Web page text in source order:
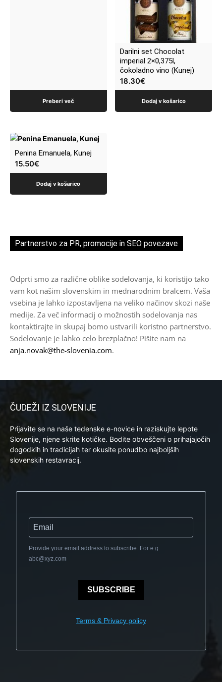
Preberi več
Darilni set Chocolat
imperial 2×0,375l,
čokoladno vino (Kunej)
18.30€
Dodaj v košarico
Penina Emanuela, Kunej
15.50€
Dodaj v košarico
Partnerstvo za PR, promocije in SEO povezave
Odprti smo za različne oblike sodelovanja, ki koristijo tako
vam kot našim slovenskim in mednarodnim bralcem. Vaša
vsebina je lahko izpostavljena na veliko načinov skozi naše
medije. Za več informacij o možnostih sodelovanja nas
kontaktirajte in skupaj bomo ustvarili koristno partnerstvo.
Sodelovanje je lahko celo brezplačno! Pišite nam na
anja.novak@the-slovenia.com.
ČUDEŽI IZ SLOVENIJE
Prijavite se na naše tedenske e-novice in raziskujte lepote
Slovenije, njene skrite kotičke. Bodite obveščeni o prihajajočih
dogodkih in tradicijah ter okusite ponudbo najboljših
slovenskih restavracij.
Provide your email address to subscribe. For e.g
abc@xyz.com
SUBSCRIBE
Terms & Privacy policy